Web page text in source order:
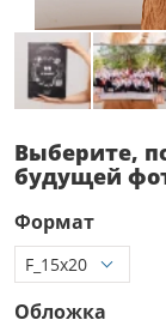
Выберите,
будущей
Формат
Обложка